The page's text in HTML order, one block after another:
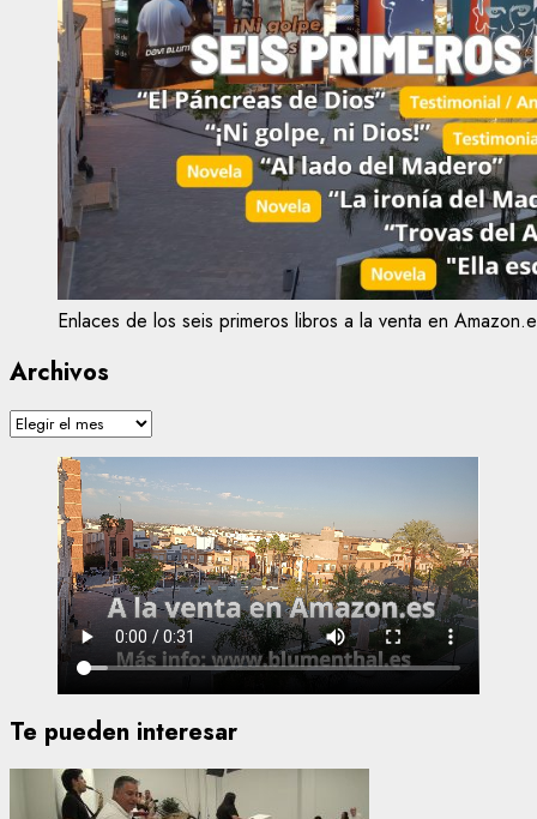
Enlaces de los seis primeros libros a la venta en
Archivos
Archivos
Te pueden interesar